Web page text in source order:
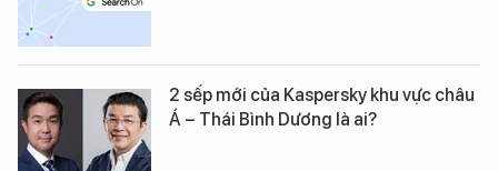
2 sếp mới của Kaspersky khu vực châu
Á – Thái Bình Dương là ai?